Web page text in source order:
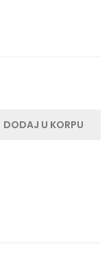
DODAJ U KORPU